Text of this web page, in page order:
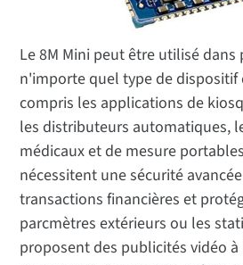
Le 8M Mini peut être utilisé
n'importe quel type de dispositif
compris les applications de
les distributeurs automatiques,
médicaux et de mesure
nécessitent une sécurité
transactions financières et
parcmètres extérieurs ou les
proposent des publicités vidéo